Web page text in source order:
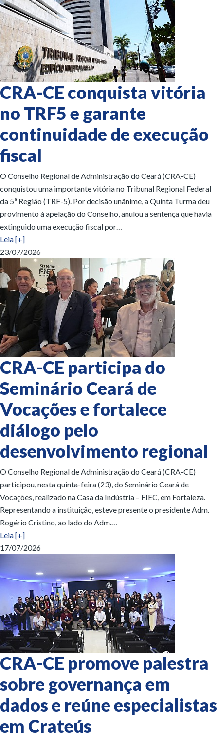
CRA-CE conquista vitória
no TRF5 e garante
continuidade de execução
fiscal
O Conselho Regional de Administração do Ceará (CRA-CE)
conquistou uma importante vitória no Tribunal Regional Federal
da 5ª Região (TRF-5). Por decisão unânime, a Quinta Turma deu
provimento à apelação do Conselho, anulou a sentença que havia
extinguido uma execução fiscal por…
Leia [+]
23/07/2026
CRA-CE participa do
Seminário Ceará de
Vocações e fortalece
diálogo pelo
desenvolvimento regional
O Conselho Regional de Administração do Ceará (CRA-CE)
participou, nesta quinta-feira (23), do Seminário Ceará de
Vocações, realizado na Casa da Indústria – FIEC, em Fortaleza.
Representando a instituição, esteve presente o presidente Adm.
Rogério Cristino, ao lado do Adm.…
Leia [+]
17/07/2026
CRA-CE promove palestra
sobre governança em
dados e reúne especialistas
em Crateús